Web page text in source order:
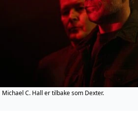
Michael C. Hall er tilbake som Dexter.